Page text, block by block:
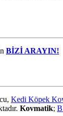
BİZİ ARAYIN!
Kedi Köpek
Kovmatik;